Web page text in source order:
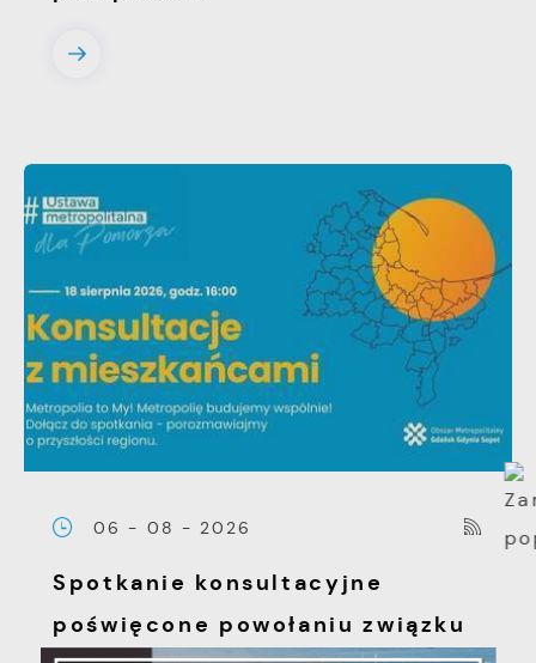
06 - 08 - 2026
Spotkanie konsultacyjne
poświęcone powołaniu związku